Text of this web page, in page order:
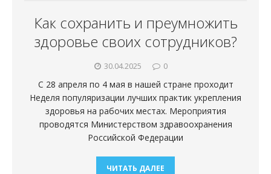
Как сохранить и преумножить
здоровье своих сотрудников?
30.04.2025 0
С 28 апреля по 4 мая в нашей стране проходит
Неделя популяризации лучших практик укрепления
здоровья на рабочих местах. Мероприятия
проводятся Министерством здравоохранения
Российской Федерации
ЧИТАТЬ ДАЛЕЕ